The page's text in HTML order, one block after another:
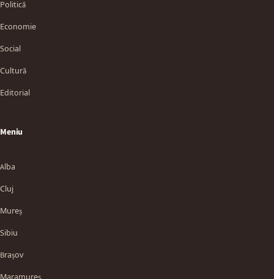
Politică
Economie
Social
Cultură
Editorial
Meniu
Alba
Cluj
Mureș
Sibiu
Brașov